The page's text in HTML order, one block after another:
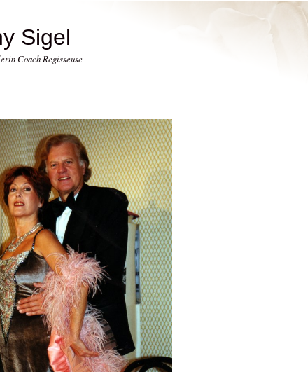
Sigel
Coach Regisseuse